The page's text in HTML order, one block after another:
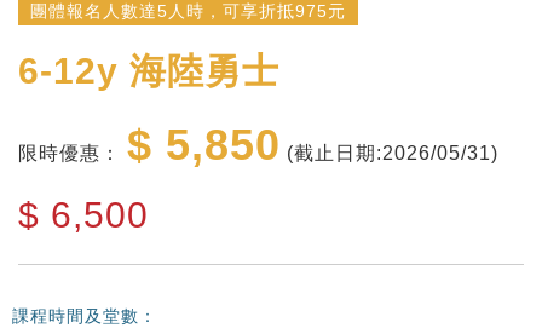
團體報名人數達5人時，可享折抵975元
6-12y 海陸勇士
限時優惠： $ 5,850 (截止日期:2026/05/31)
$ 6,500
課程時間及堂數：